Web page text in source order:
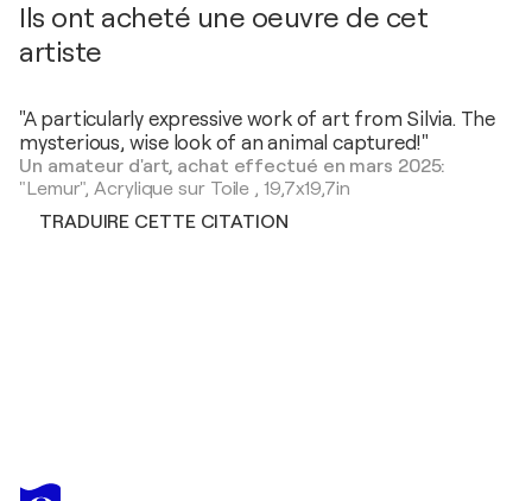
Ils ont acheté une oeuvre de cet
artiste
"A particularly expressive work of art from Silvia. The
mysterious, wise look of an animal captured!"
Un amateur d'art, achat effectué en mars 2025:
"Lemur",Acrylique sur Toile , 19,7x19,7in
TRADUIRE CETTE CITATION
SILVIA MENDE